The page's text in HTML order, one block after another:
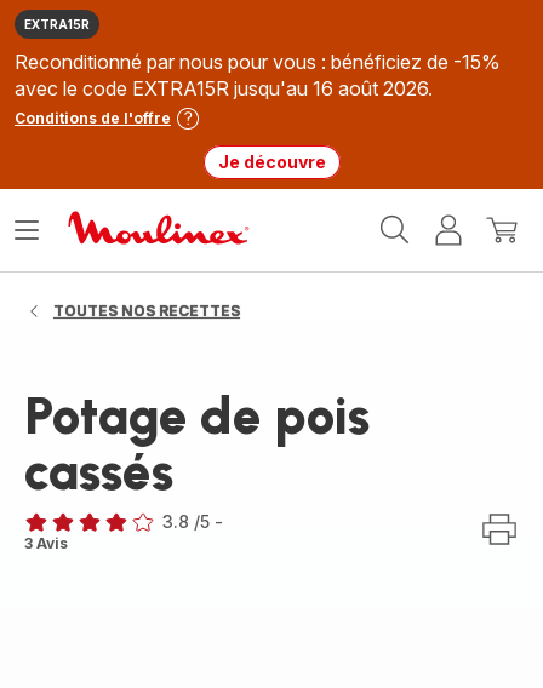
EXTRA15R
Reconditionné par nous pour vous : bénéficiez de -15%
avec le code EXTRA15R jusqu'au 16 août 2026.
Conditions de l'offre
Je découvre
MonMon
Ouvrir
TOUTES NOS RECETTES
Potage de pois
cassés
ratings.3.8
3.8 /5 -
3 Avis